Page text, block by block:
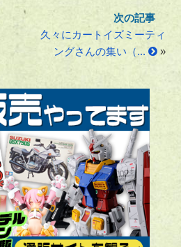
久々にカートイズミーティ
ングさんの集い（...
»